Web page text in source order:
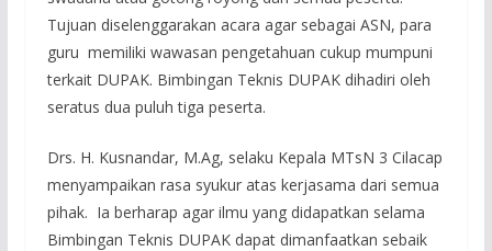
Tujuan diselenggarakan acara agar sebagai ASN, para
guru memiliki wawasan pengetahuan cukup mumpuni
terkait DUPAK. Bimbingan Teknis DUPAK dihadiri oleh
seratus dua puluh tiga peserta.
Drs. H. Kusnandar, M.Ag, selaku Kepala MTsN 3 Cilacap
menyampaikan rasa syukur atas kerjasama dari semua
pihak. Ia berharap agar ilmu yang didapatkan selama
Bimbingan Teknis DUPAK dapat dimanfaatkan sebaik